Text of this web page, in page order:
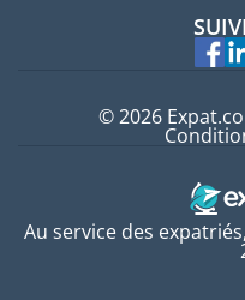
Au service des
© 2026